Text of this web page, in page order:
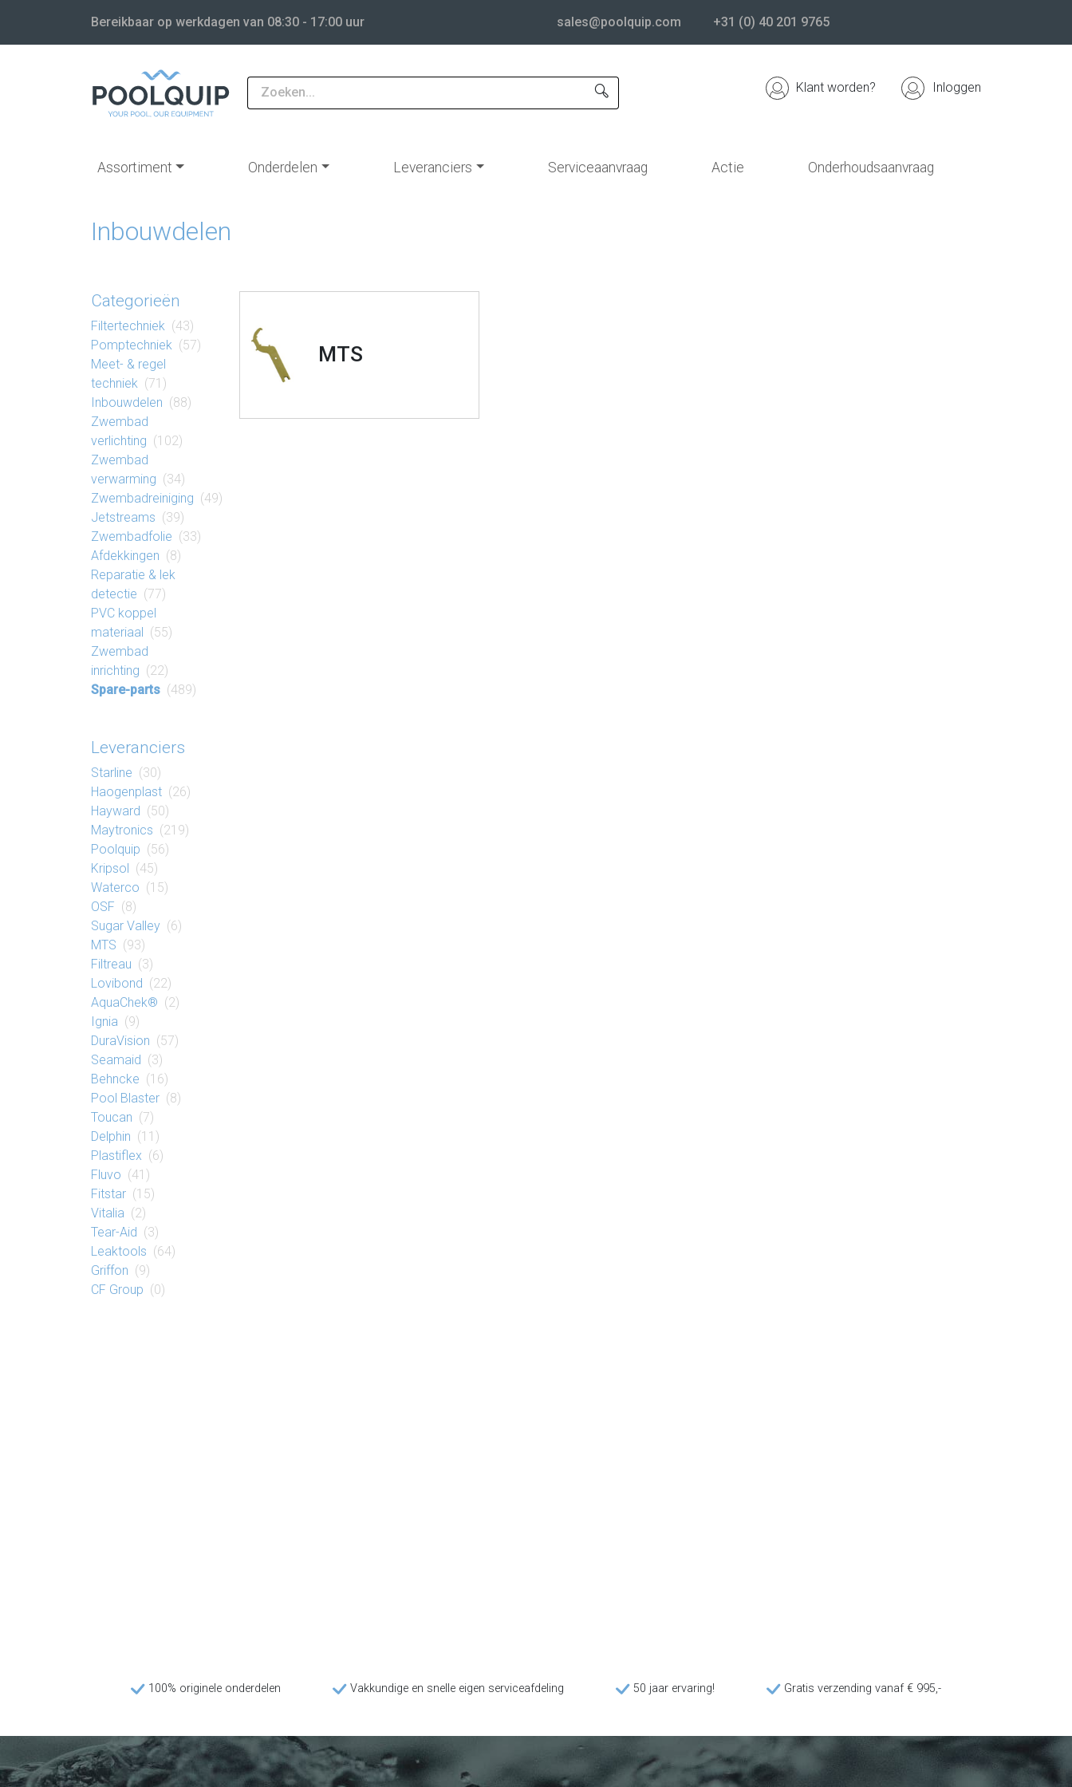
Bereikbaar op werkdagen van 08:30 - 17:00 uur sales@poolquip.com +31 (0) 40 201 9765
Klant worden? Inloggen
Assortiment Onderdelen Leveranciers Serviceaanvraag Actie Onderhoudsaanvraag
Inbouwdelen
Categorieën
Filter​techniek (43)
Pomp​techniek (57)
Meet- & regel​
techniek (71)
Inbouw​delen (88)
Zwembad​
verlichting (102)
Zwembad​
verwarming (34)
Zwembad​reiniging (49)
Jetstreams (39)
Zwembad​folie (33)
Af​dek​king​en (8)
Reparatie​ & lek​
detectie (77)
PVC koppel​
materiaal (55)
Zwembad​
inrichting (22)
Spare-parts (489)
Leveranciers
Starline (30)
Haogenplast (26)
Hayward (50)
Maytronics (219)
Poolquip (56)
Kripsol (45)
Waterco (15)
OSF (8)
Sugar Valley (6)
MTS (93)
Filtreau (3)
Lovibond (22)
AquaChek® (2)
Ignia (9)
DuraVision (57)
Seamaid (3)
Behncke (16)
Pool Blaster (8)
Toucan (7)
Delphin (11)
Plastiflex (6)
Fluvo (41)
Fitstar (15)
Vitalia (2)
Tear-Aid (3)
Leaktools (64)
Griffon (9)
CF Group (0)
MTS
100% originele onderdelen Vakkundige en snelle eigen serviceafdeling 50 jaar ervaring! Gratis verzending vanaf € 995,-